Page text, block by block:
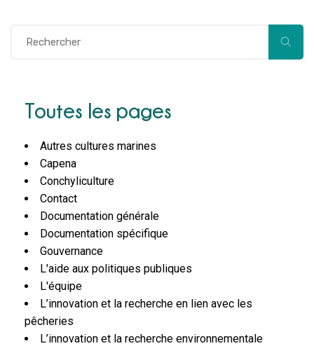
Toutes les pages
Autres cultures marines
Capena
Conchyliculture
Contact
Documentation générale
Documentation spécifique
Gouvernance
L'aide aux politiques publiques
L'équipe
L’innovation et la recherche en lien avec les
pêcheries
L’innovation et la recherche environnementale